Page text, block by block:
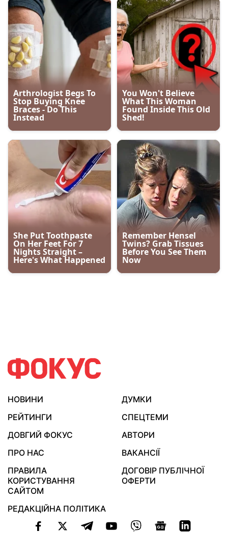
НОВИНИ
ДУМКИ
РЕЙТИНГИ
СПЕЦТЕМИ
ДОВГИЙ ФОКУС
АВТОРИ
ПРО НАС
ВАКАНСІЇ
ПРАВИЛА
КОРИСТУВАННЯ
САЙТОМ
ДОГОВІР ПУБЛІЧНОЇ
ОФЕРТИ
РЕДАКЦІЙНА ПОЛІТИКА